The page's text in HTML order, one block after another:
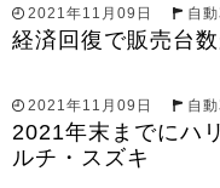
2021年11月09日 自
経済回復で販売台
2021年11月09日 自
2021年末までにハ
ルチ・スズキ